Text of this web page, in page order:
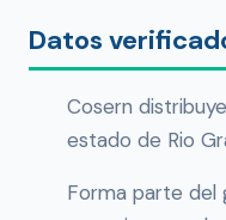
Datos
Cosern
estado de Rio
Forma parte del